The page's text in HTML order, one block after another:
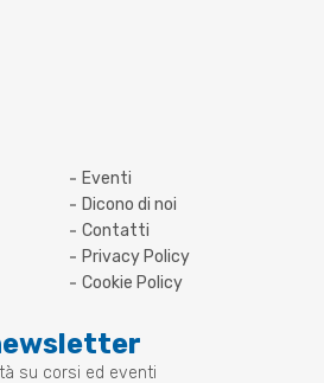
Eventi
Dicono di noi
Contatti
Privacy Policy
Cookie Policy
su corsi ed eventi